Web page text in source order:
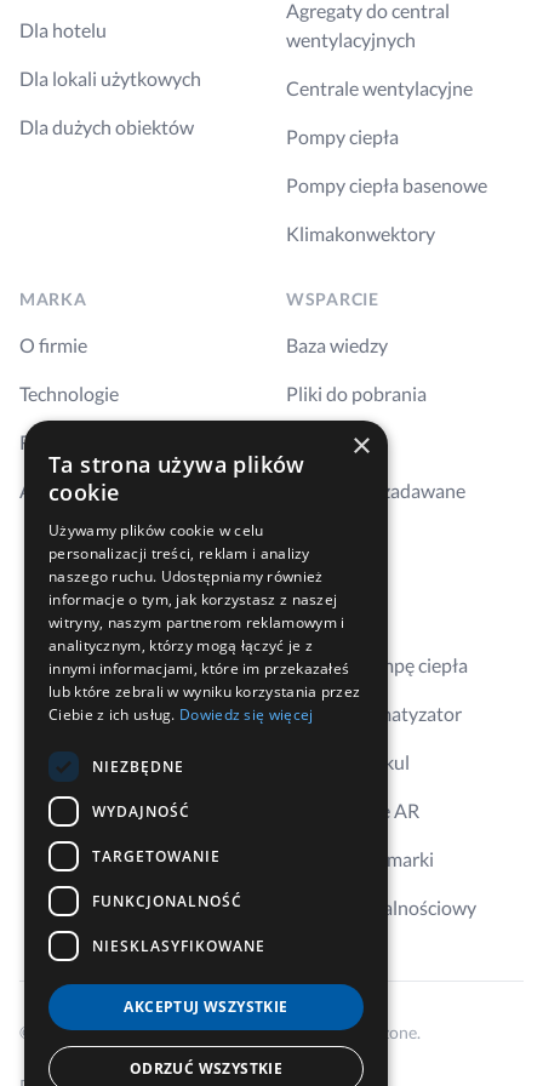
Dystrybutor
Aleja Piłsudskiego 77a
10-449 Olsztyn
warmińsko-mazurskie
biuro@calsen.pl
Dystrybutor
42-202 Częstochowa
śląskie
570 211 543
https://climastore.pl/
ELGRA W.E. Kubik Sp. Jawna
ul. Kępska 21
opolskie
https://elgracool.pl/
ELGRA W.E. Kubik Sp. Jawna
Dla hotelu
Dla lokali użytkowych
Dla dużych obiektów
Agregaty do central
wentylacyjnych
Centrale wentylacyjne
Pompy ciepła
Pompy ciepła basenowe
Klimakonwektory
MARKA
O firmie
Technologie
Realizacje
Aktualności
WSPARCIE
Baza wiedzy
Pliki do pobrania
Szkolenia
Najczęściej zadawane
Kontakt
Gdzie kupić
Dobierz pompę ciepła
Dobierz klimatyzator
Aplikacja Erkul
Wizualizacje AR
Ambasador marki
Program lojalnościowy
© 2026 Cooper&Hunter, Wszelkie prawa zastrzeżone.
×
Ta strona używa plików
cookie
Używamy plików cookie w celu
personalizacji treści, reklam i analizy
naszego ruchu. Udostępniamy również
informacje o tym, jak korzystasz z naszej
witryny, naszym partnerom reklamowym i
analitycznym, którzy mogą łączyć je z
innymi informacjami, które im przekazałeś
lub które zebrali w wyniku korzystania przez
Ciebie z ich usług. Dowiedz się więcej
NIEZBĘDNE
WYDAJNOŚĆ
TARGETOWANIE
FUNKCJONALNOŚĆ
NIESKLASYFIKOWANE
AKCEPTUJ WSZYSTKIE
ODRZUĆ WSZYSTKIE